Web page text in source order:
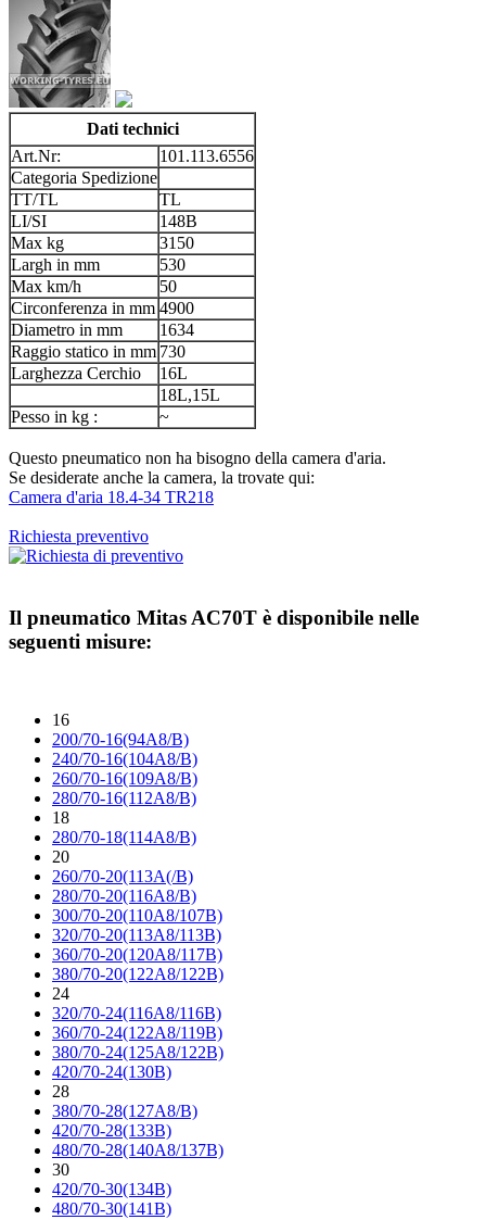
Dati technici
Art.Nr:
101.113.6556
Categoria Spedizione
TT/TL
TL
LI/SI
148B
Max kg
3150
Largh in mm
530
Max km/h
50
Circonferenza in mm 4900
Diametro in mm
1634
Raggio statico in mm 730
Larghezza Cerchio
16L
18L,15L
Pesso in kg :
~
Questo pneumatico non ha bisogno della camera d'aria.
Se desiderate anche la camera, la trovate qui:
Camera d'aria 18.4-34 TR218
Richiesta preventivo
Il pneumatico Mitas AC70T è disponibile nelle
seguenti misure:
16
200/70-16(94A8/B)
240/70-16(104A8/B)
260/70-16(109A8/B)
280/70-16(112A8/B)
18
280/70-18(114A8/B)
20
260/70-20(113A(/B)
280/70-20(116A8/B)
300/70-20(110A8/107B)
320/70-20(113A8/113B)
360/70-20(120A8/117B)
380/70-20(122A8/122B)
24
320/70-24(116A8/116B)
360/70-24(122A8/119B)
380/70-24(125A8/122B)
420/70-24(130B)
28
380/70-28(127A8/B)
420/70-28(133B)
480/70-28(140A8/137B)
30
420/70-30(134B)
480/70-30(141B)